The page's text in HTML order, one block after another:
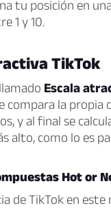
tu posición en
1 y 10.
TikTok
Escala
compara la propia
y al final se
alto, como lo es
Hot or
de TikTok en